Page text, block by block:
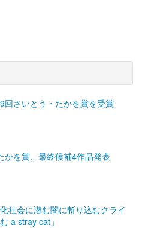
回さいとう・たかを賞を受賞
かを賞、最終候補4作品発表
社会に潜む闇に斬り込むクライ
a stray cat」